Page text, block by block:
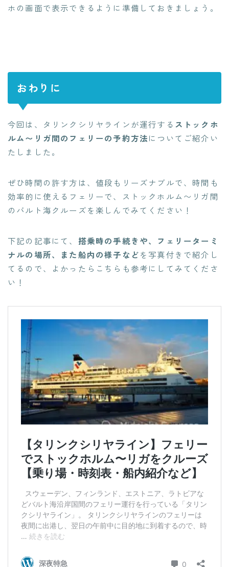
ホの画面で表示できるように準備しておきましょう。
おわりに
今回は、タリンクシリヤラインが運行する ストックホ
ルム〜リガ間のフェリーの予約方法についてご紹介い
たしました。
ぜひ時間の許す方は、値段もリーズナブルで、時間も
効率的に使えるフェリーで、ストックホルム〜リガ間
のバルト海クルーズを楽しんでみてください！
下記の記事にて、 搭乗時の手続きや、フェリーターミ
ナルの場所、また船内の様子などを写真付きで紹介し
てるので、よかったらこちらも参考にしてみてくださ
い！